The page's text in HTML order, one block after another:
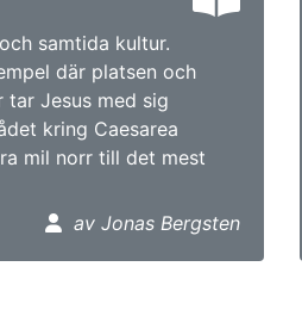
samtida kultur.
där platsen och
Jesus med sig
kring Caesarea
mil norr till det mest
av Jonas Bergsten